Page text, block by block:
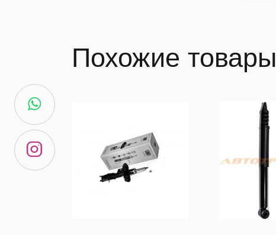
Похожие товары